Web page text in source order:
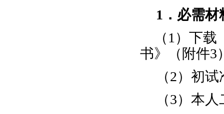
1 ．必需材
（1 ）下载
书》（附件3
（2）初试
（3）本